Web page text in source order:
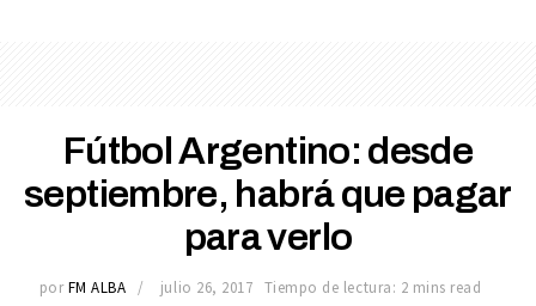
Fútbol Argentino: desde
septiembre, habrá que pagar
para verlo
por FM ALBA julio 26, 2017 Tiempo de lectura: 2 mins read